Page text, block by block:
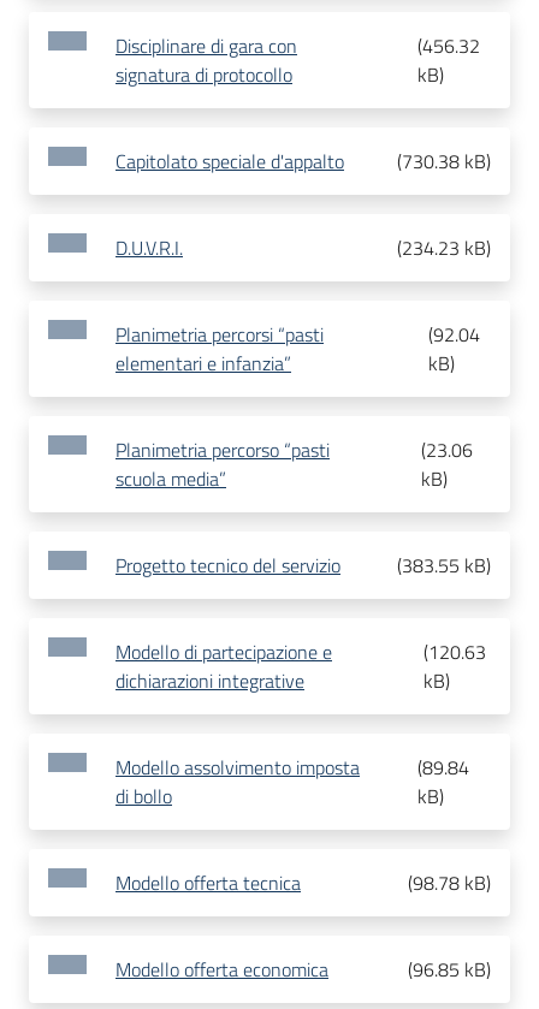
Disciplinare di gara con
signatura di protocollo
(456.32
kB)
Capitolato speciale d'appalto (730.38 kB)
D.U.V.R.I. (234.23 kB)
Planimetria percorsi “pasti
elementari e infanzia”
(92.04
kB)
Planimetria percorso “pasti
scuola media”
(23.06
kB)
Progetto tecnico del servizio (383.55 kB)
Modello di partecipazione e
dichiarazioni integrative
(120.63
kB)
Modello assolvimento imposta
di bollo
(89.84
kB)
Modello offerta tecnica (98.78 kB)
Modello offerta economica (96.85 kB)